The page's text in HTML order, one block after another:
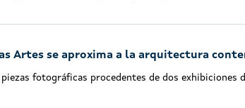
Artes se aproxima a la arquitectura
fotográficas procedentes de dos